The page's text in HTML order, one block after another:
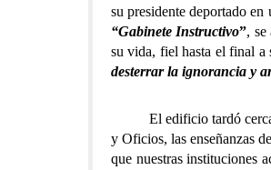
su presidente deportado
“Gabinete Instructivo”, se
su vida, fiel hasta el final a
desterrar la ignorancia y
El edificio tardó cerca de
y Oficios, las enseñanzas
que nuestras instituciones